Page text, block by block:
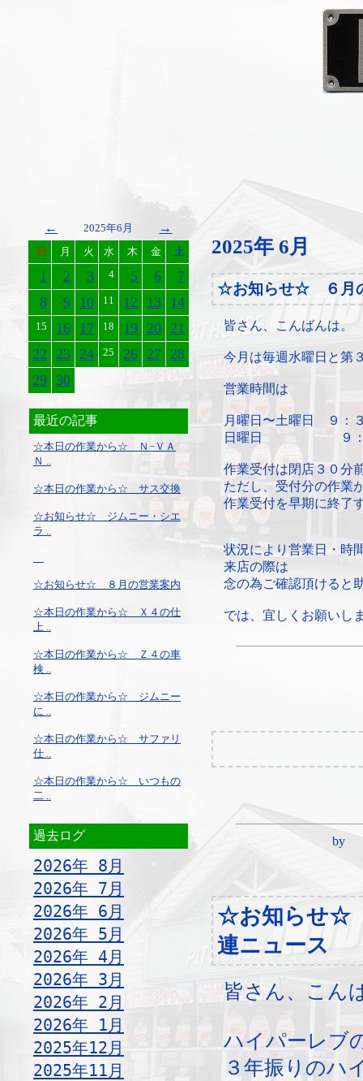
← 2025年6月 →
日 月 火 水 木 金 土
1 2 3 4 5 6
7
8
9 10 11 12 13 14
15 16 17 18 19 20 21
22 23 24 25 26 27 28
29 30
最近の記事
☆本日の作業から☆ Ｎ−ＶＡ
Ｎ ..
☆本日の作業から☆ サス交換
☆お知らせ☆ ジムニー・シエ
ラ ..
☆お知らせ☆ ８月の営業案内
☆本日の作業から☆ Ｘ４の仕
上 ..
☆本日の作業から☆ Ｚ４の車
検 ..
☆本日の作業から☆ ジムニー
に ..
☆本日の作業から☆ サファリ
仕 ..
☆本日の作業から☆ いつもの
二 ..
過去ログ
2026年 8月
2026年 7月
2026年 6月
2026年 5月
2026年 4月
2026年 3月
2026年 2月
2026年 1月
2025年12月
2025年11月
2025年 6月
☆お知らせ☆ ６月
皆さん、こんばんは。
今月は毎週水曜日と第
営業時間は
月曜日〜土曜日 ９：
日曜日 ９：３
作業受付は閉店３０分
ただし、受付分の作業
作業受付を早期に終了
状況により営業日・時
来店の際は
念の為ご確認頂けると
では、宜しくお願いし
by ¦
☆お知らせ☆
連ニュース
皆さん、こん
ハイパーレブ
３年振りのハ